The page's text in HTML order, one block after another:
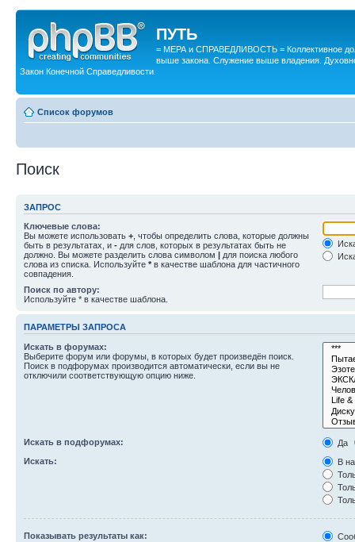
ПУТЬ
= МЕРА и СПРАВЕДЛИВОСТЬ = Коллективное
выше закона. Служение выше владения.
Закон Конечной Справедливости.
Список форумов
Поиск
ЗАПРОС
Ключевые слова:
Вы можете использовать + , чтобы определить слова, которые должны
быть в результатах, и - для слов, которых в результатах быть не
должно. Вы можете разделить слова символом | для поиска любого
слова из списка. Используйте * в качестве шаблона для частичного
совпадения.
Поиск по автору:
Используйте * в качестве шаблона.
ПАРАМЕТРЫ ЗАПРОСА
Искать в форумах:
Выберите форум или форумы, в которых будет произведён поиск.
Поиск в подфорумах производится автоматически, если вы не
отключили соответствующую опцию ниже.
Искать в подфорумах:
Да
Искать:
В
Показывать результаты как: